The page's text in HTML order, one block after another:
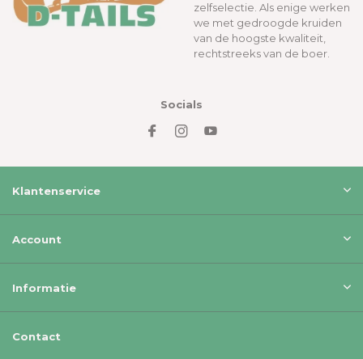
zelfselectie. Als enige werken
we met gedroogde kruiden
van de hoogste kwaliteit,
rechtstreeks van de boer.
Socials
Klantenservice
Account
Informatie
Contact